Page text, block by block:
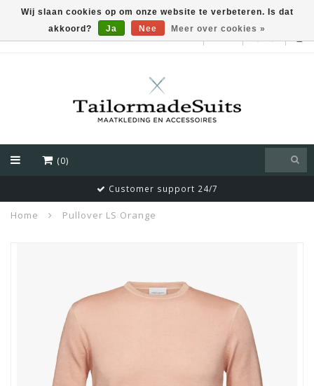
EUR
(0)
Customer support 24/7
Home Pullover LS Orange
Wij slaan cookies op om onze website te verbeteren. Is dat
akkoord?
Ja Nee Meer over cookies »